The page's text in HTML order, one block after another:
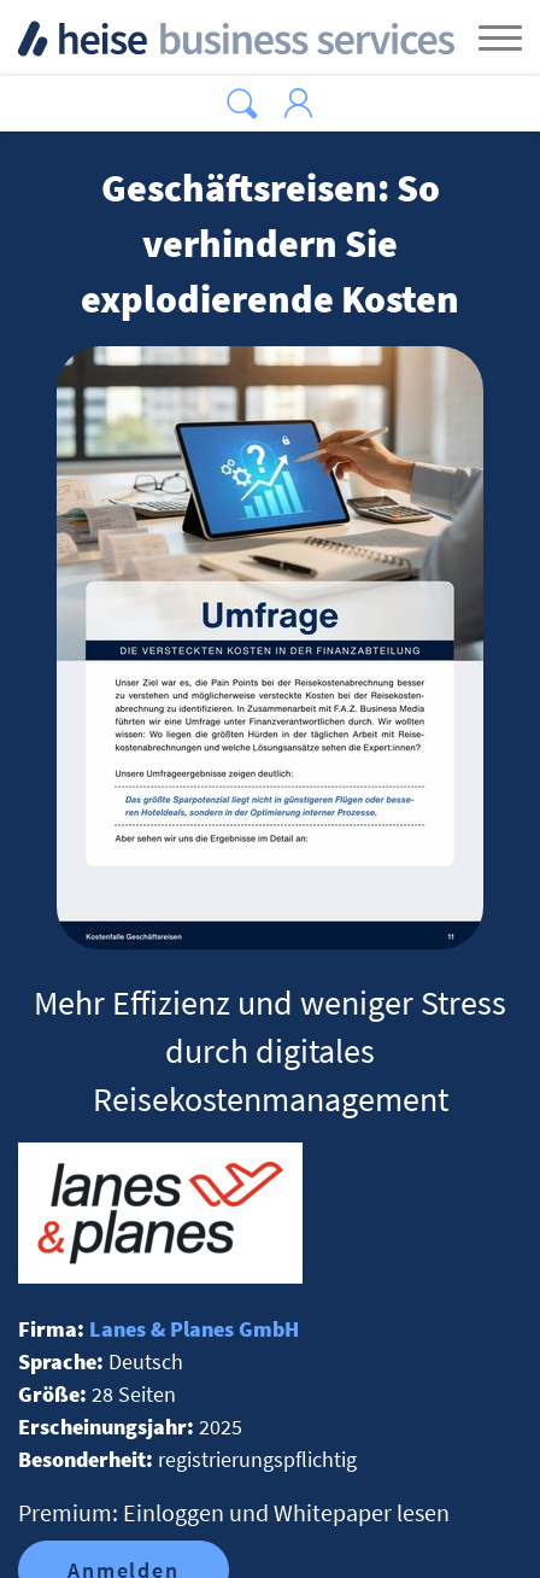
Geschäftsreisen: So
verhindern Sie
explodierende Kosten
Mehr Effizienz und weniger Stress
durch digitales
Reisekostenmanagement
Firma: Lanes & Planes GmbH
Sprache: Deutsch
Größe: 28 Seiten
Erscheinungsjahr: 2025
Besonderheit: registrierungspflichtig
Premium: Einloggen und Whitepaper lesen
Anmelden